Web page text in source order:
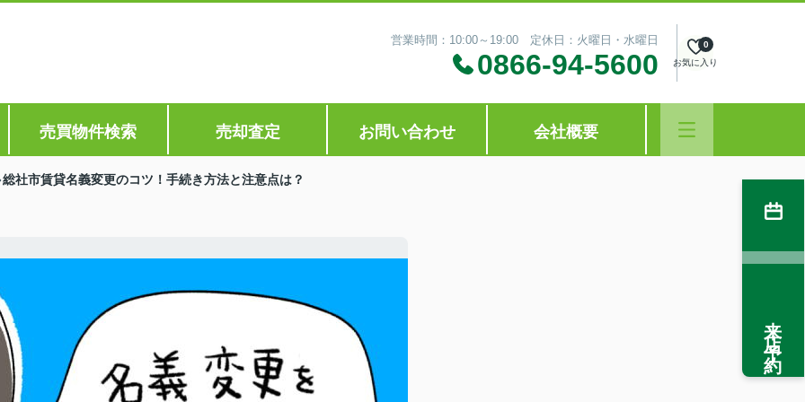
営業時間：10:00～19:00 定休日：火曜日・水曜日
0866-94-5600 お気に入り
0
売買物件検索 売却査定 お問い合わせ 会社概要
総社市賃貸名義変更のコツ！手続き方法と注意点は？
来店予約